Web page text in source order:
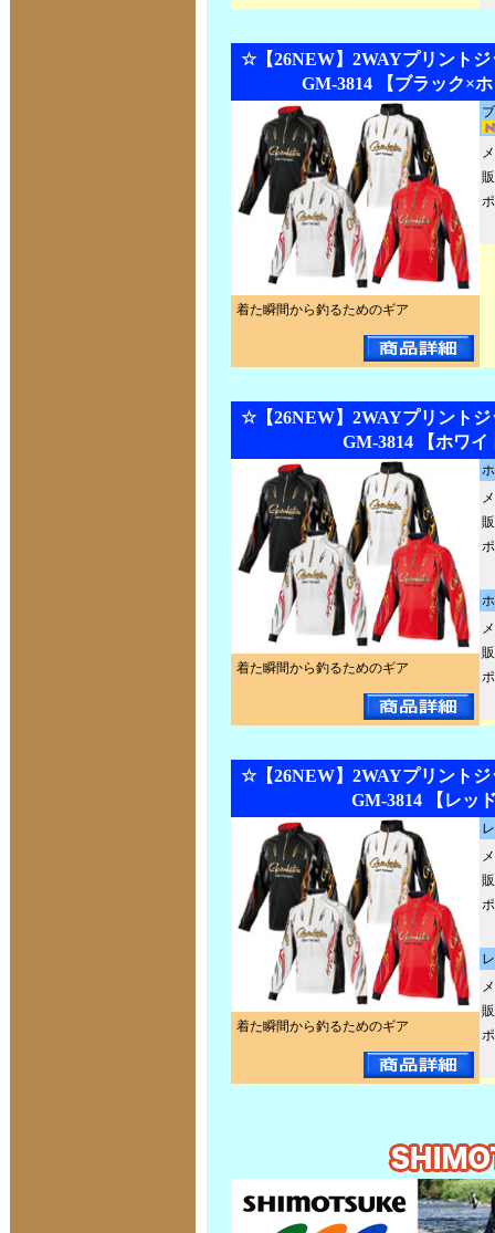
☆【26NEW】2WAYプリントジ
GM-3814 【ブラック×
着た瞬間から釣るためのギア
☆【26NEW】2WAYプリントジ
GM-3814 【ホワイ
着た瞬間から釣るためのギア
☆【26NEW】2WAYプリントジ
GM-3814 【レッ
着た瞬間から釣るためのギア